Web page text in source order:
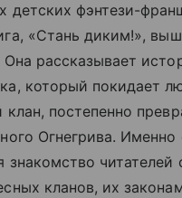
детских фэнтези-
«Стань диким!»,
Она рассказывает
который покидает
клан, постепенно
Огнегрива. Именно
знакомство
кланов, их